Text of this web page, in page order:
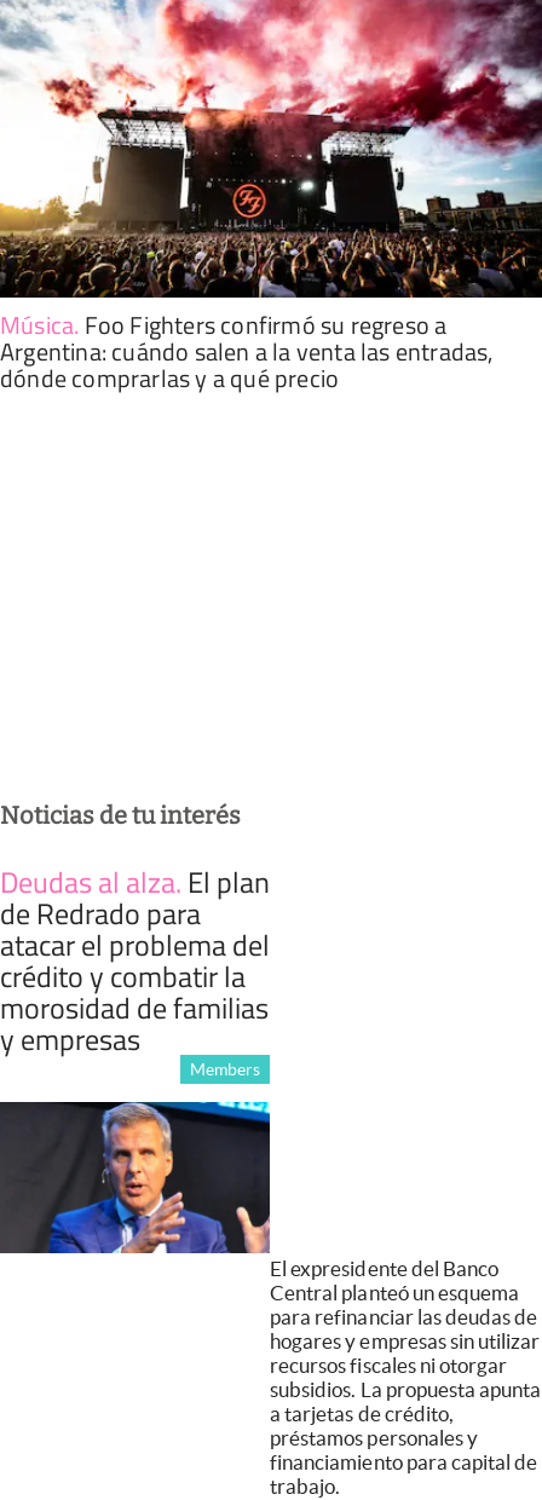
Música. Foo Fighters confirmó su regreso a
Argentina: cuándo salen a la venta las entradas,
dónde comprarlas y a qué precio
Noticias de tu interés
Deudas al alza. El plan
de Redrado para
atacar el problema del
crédito y combatir la
morosidad de familias
y empresas
Members
El expresidente del Banco
Central planteó un esquema
para refinanciar las deudas de
hogares y empresas sin utilizar
recursos fiscales ni otorgar
subsidios. La propuesta apunta
a tarjetas de crédito,
préstamos personales y
financiamiento para capital de
trabajo.